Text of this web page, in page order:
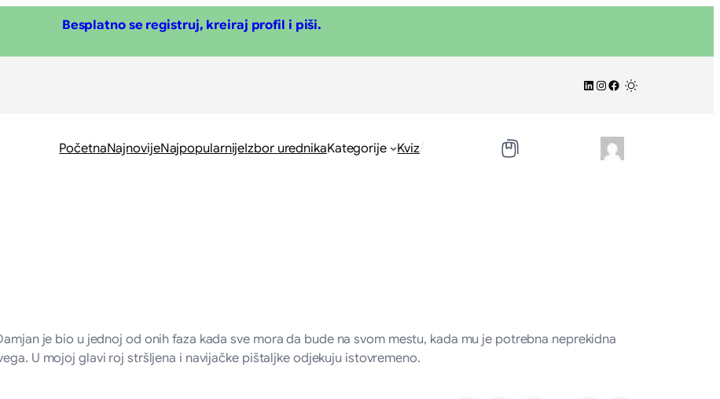
Besplatno se registruj, kreiraj profil i piši.
LinkedIn
Instagram
Facebook
PočetnaNajnovijeNajpopularnijeIzbor urednikaKategorije Kviz/
je bio u jednoj od onih faza kada sve mora da bude na svom mestu, kada mu je potrebna neprekidna
U mojoj glavi roj stršljena i navijačke pištaljke odjekuju istovremeno.